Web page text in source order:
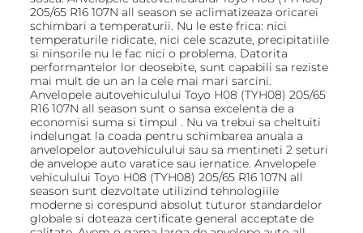
205/65 R16 107N all season se aclimatizeaza oricarei
schimbari a temperaturii. Nu le este frica: nici
temperaturile ridicate, nici cele scazute, precipitatiile
si ninsorile nu le fac nici o problema. Datorita
performantelor lor deosebite, sunt capabili sa reziste
mai mult de un an la cele mai mari sarcini.
Anvelopele autovehiculului Toyo H08 (TYH08) 205/65
R16 107N all season sunt o sansa excelenta de a
economisi suma si timpul . Nu va trebui sa cheltuiti
indelungat la coada pentru schimbarea anuala a
anvelopelor autovehiculului sau sa mentineti 2 seturi
de anvelope auto varatice sau iernatice. Anvelopele
vehiculului Toyo H08 (TYH08) 205/65 R16 107N all
season sunt dezvoltate utilizind tehnologiile
moderne si corespund absolut tuturor standardelor
globale si doteaza certificate general acceptate de